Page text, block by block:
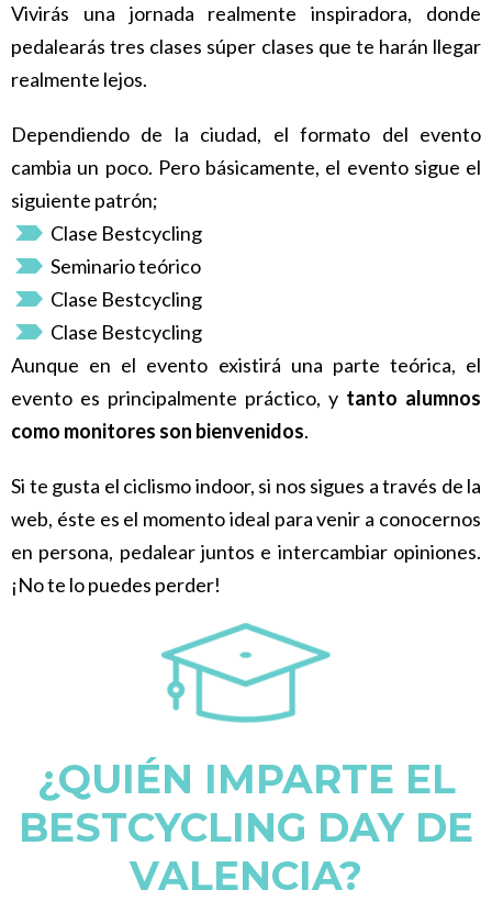
Vivirás una jornada realmente inspiradora, donde
pedalearás tres clases súper clases que te harán llegar
realmente lejos.
Dependiendo de la ciudad, el formato del evento
cambia un poco. Pero básicamente, el evento sigue el
siguiente patrón;
Clase Bestcycling
Seminario teórico
Clase Bestcycling
Clase Bestcycling
Aunque en el evento existirá una parte teórica, el
evento es principalmente práctico, y tanto alumnos
como monitores son bienvenidos.
Si te gusta el ciclismo indoor, si nos sigues a través de la
web, éste es el momento ideal para venir a conocernos
en persona, pedalear juntos e intercambiar opiniones.
¡No te lo puedes perder!
¿QUIÉN IMPARTE EL
BESTCYCLING DAY DE
VALENCIA?